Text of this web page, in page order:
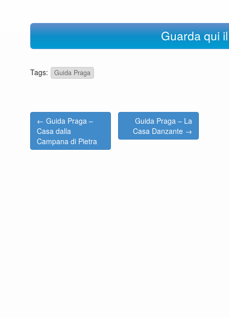
Guarda qui
Tags: Guida Praga
← Guida Praga –
Casa dalla
Campana di Pietra
Guida Praga – La
Casa Danzante →